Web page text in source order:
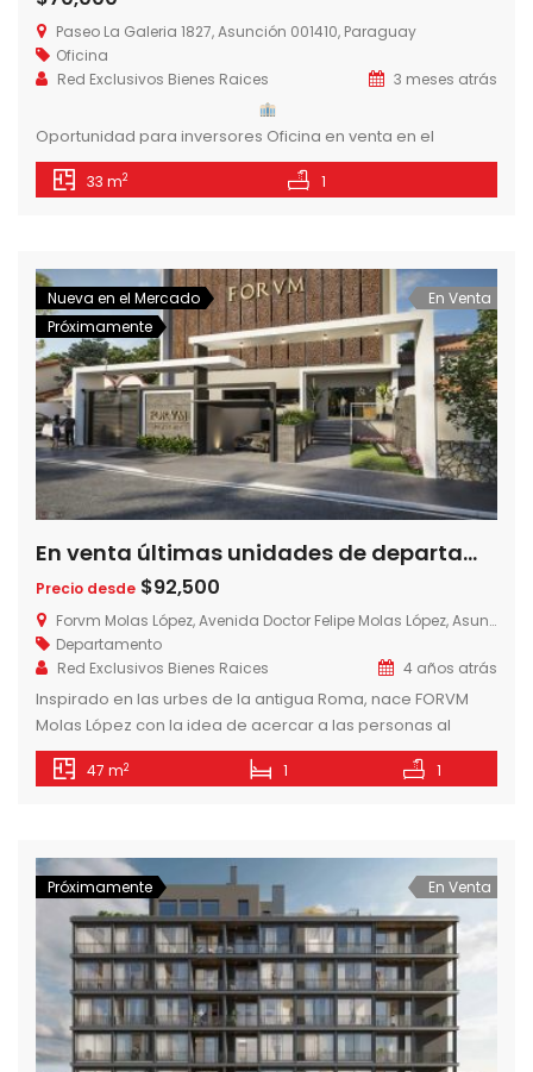
Paseo La Galeria 1827, Asunción 001410, Paraguay
Oficina
Red Exclusivos Bienes Raices
3 meses atrás
Oportunidad para inversores Oficina en venta en el
corazón corporativo de Asunción.
USD 70.000
Actualmente alquilada con 9% de rentabilidad anual
Ubicación premium a pasos de Shopping del Sol y Paseo
La Galería.
Agendá tu visita wa.me/595986400073
33 m2 1
Nueva en el Mercado
Próximamente
En Venta
En venta últimas unidades de departamentos de 1 dormitorio en Forvm Molas López, zona eje corporativo de Asunción
Precio desde $92,500
Forvm Molas López, Avenida Doctor Felipe Molas López, Asunción, Paraguay
Departamento
Red Exclusivos Bienes Raices
4 años atrás
Inspirado en las urbes de la antigua Roma, nace FORVM
Molas López con la idea de acercar a las personas al
centro de toda la actividad económica, cultural y social de
Asunción. LUJO Y CONFORT A TU ALCANCE – 28 NIVELES – 100
47 m2 1 1
Próximamente En Venta